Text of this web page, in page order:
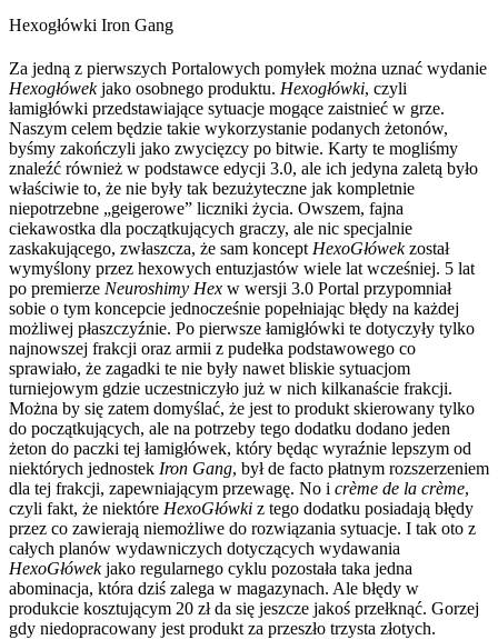
Hexogłówki Iron Gang
Za jedną z pierwszych Portalowych pomyłek można uznać wydanie
Hexogłówekjako osobnego produktu. Hexogłówki, czyli
łamigłówki przedstawiające sytuacje mogące zaistnieć w grze.
Naszym celem będzie takie wykorzystanie podanych żetonów,
byśmy zakończyli jako zwycięzcy po bitwie. Karty te mogliśmy
znaleźć również w podstawce edycji 3.0, ale ich jedyna zaletą było
właściwie to, że nie były tak bezużyteczne jak kompletnie
niepotrzebne „geigerowe” liczniki życia. Owszem, fajna
ciekawostka dla początkujących graczy, ale nic specjalnie
zaskakującego, zwłaszcza, że sam koncept HexoGłówekzostał
wymyślony przez hexowych entuzjastów wiele lat wcześniej. 5 lat
po premierze Neuroshimy Hex w wersji 3.0 Portal przypomniał
sobie o tym koncepcie jednocześnie popełniając błędy na każdej
możliwej płaszczyźnie. Po pierwsze łamigłówki te dotyczyły tylko
najnowszej frakcji oraz armii z pudełka podstawowego co
sprawiało, że zagadki te nie były nawet bliskie sytuacjom
turniejowym gdzie uczestniczyło już w nich kilkanaście frakcji.
Można by się zatem domyślać, że jest to produkt skierowany tylko
do początkujących, ale na potrzeby tego dodatku dodano jeden
żeton do paczki tej łamigłówek, który będąc wyraźnie lepszym od
niektórych jednostek Iron Gang, był de facto płatnym rozszerzeniem
dla tej frakcji, zapewniającym przewagę. No i crème de la crème,
czyli fakt, że niektóre HexoGłówki z tego dodatku posiadają błędy
przez co zawierają niemożliwe do rozwiązania sytuacje. I tak oto z
całych planów wydawniczych dotyczących wydawania
HexoGłówekjako regularnego cyklu pozostała taka jedna
abominacja, która dziś zalega w magazynach. Ale błędy w
produkcie kosztującym 20 zł da się jeszcze jakoś przełknąć. Gorzej
gdy niedopracowany jest produkt za przeszło trzysta złotych.